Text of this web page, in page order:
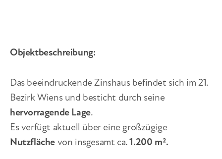
Objektbeschreibung:
Das beeindruckende Zinshaus befindet sich im 21.
Bezirk Wiens und besticht durch seine
hervorragende Lage.
Es verfügt aktuell über eine großzügige
Nutzfläche von insgesamt ca.1.200 m².